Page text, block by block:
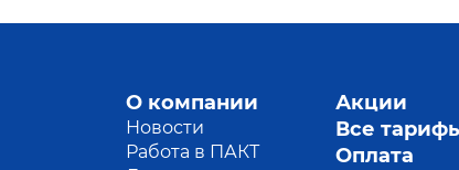
О компании
Новости
Работа в ПАКТ
Акции
Все
Оплата